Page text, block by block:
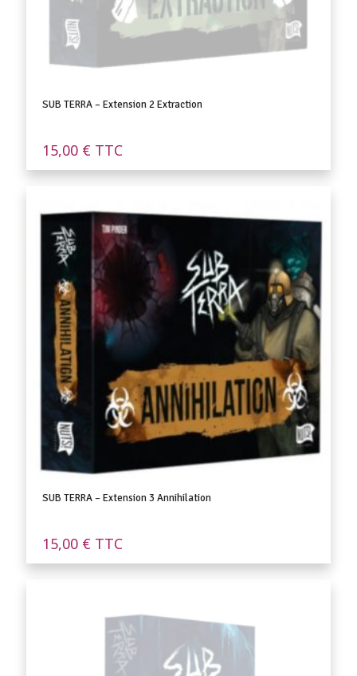
SUB TERRA – Extension 2 Extraction
15,00 € TTC
SUB TERRA – Extension 3 Annihilation
15,00 € TTC